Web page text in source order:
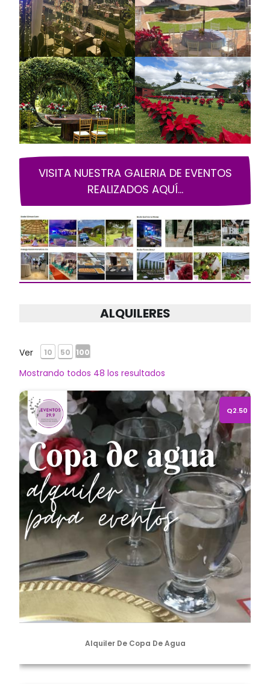
VISITA NUESTRA GALERIA DE EVENTOS
REALIZADOS AQUÍ…
ALQUILERES
Ver 10 50 100
Mostrando todos 48 los resultados
Alquiler de copa de agua
Alquiler De Copa De Agua
Q2.50